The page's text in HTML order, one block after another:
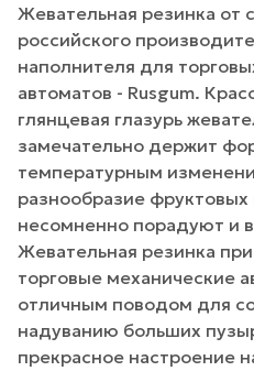
Жевательная резинка от
российского
наполнителя для
автоматов - Rusgum.
глянцевая глазурь
замечательно держит
температурным
разнообразие фруктовых
несомненно порадуют и
Жевательная резинка
торговые механические
отличным поводом для
надуванию больших
прекрасное настроение